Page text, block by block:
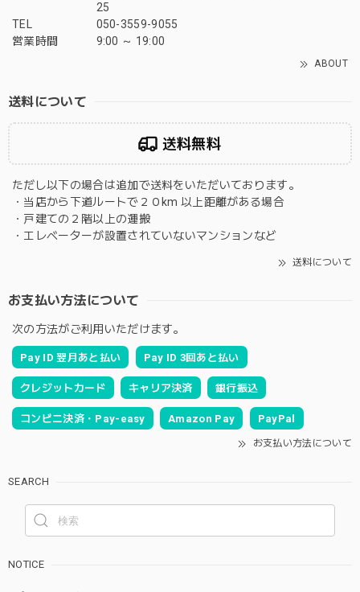
25
TEL
050-3559-9055
営業時間
9:00 ～ 19:00
ABOUT
送料について
送料無料
ただし以下の場合は追加で送料をいただいております。
・当店から下道ルートで２０km 以上距離がある場合
・戸建ての２階以上の運搬
・エレベーターが設置されていないマンションなど
送料について
お支払い方法について
次の方法がご利用いただけます。
Pay ID 翌月あと払い Pay ID 3回あと払い
クレジットカード キャリア決済 銀行振込
コンビニ決済・Pay-easy Amazon Pay PayPal
お支払い方法について
SEARCH
NOTICE